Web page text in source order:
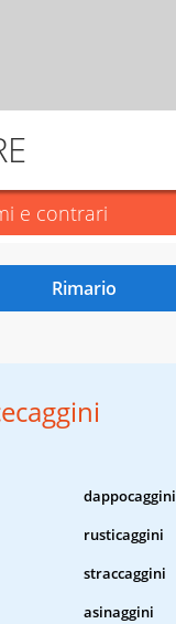
dappocaggini
rusticaggini
straccaggini
asinaggini